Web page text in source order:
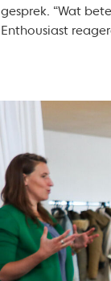
gesprek. “Wat
Enthousiast